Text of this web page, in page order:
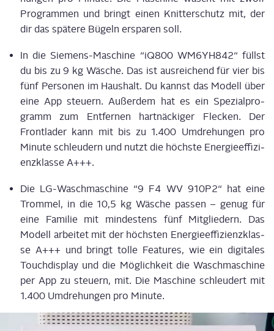
Pro­gram­men und bringt einen Knit­ter­schutz mit, der
dir das spä­te­re Bügeln erspa­ren soll.
In die Sie­mens-Maschi­ne “iQ800 WM6YH842“ füllst
du bis zu 9 kg Wäsche. Das ist aus­rei­chend für vier bis
fünf Per­so­nen im Haus­halt. Du kannst das Modell über
eine App steu­ern. Außer­dem hat es ein Spe­zi­al­pro­
gramm zum Ent­fer­nen hart­nä­cki­ger Fle­cken. Der
Front­la­der kann mit bis zu 1.400 Umdre­hun­gen pro
Minu­te schleu­dern und nutzt die höchs­te Ener­gie­ef­fi­zi­
enz­klas­se A+++.
Die LG-Wasch­ma­schi­ne “9 F4 WV 910P2“ hat eine
Trom­mel, in die 10,5 kg Wäsche pas­sen – genug für
eine Fami­lie mit min­des­tens fünf Mit­glie­dern. Das
Modell arbei­tet mit der höchs­ten Ener­gie­ef­fi­zi­enz­klas­
se A+++ und bringt tol­le Fea­tures, wie ein digi­ta­les
Touch­dis­play und die Mög­lich­keit die Wasch­ma­schi­ne
per App zu steu­ern, mit. Die Maschi­ne schleu­dert mit
1.400 Umdre­hun­gen pro Minute.